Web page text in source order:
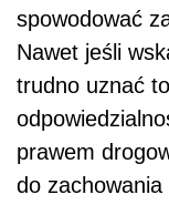
spowodować
Nawet jeśli
trudno uznać
prawem
do